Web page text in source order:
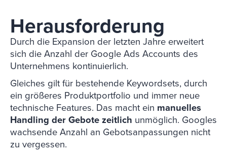
Herausforderung
Durch die Expansion der letzten Jahre erweitert
sich die Anzahl der Google Ads Accounts des
Unternehmens kontinuierlich.
Gleiches gilt für bestehende Keywordsets, durch
ein größeres Produktportfolio und immer neue
technische Features. Das macht ein manuelles
Handling der Gebote zeitlich unmöglich. Googles
wachsende Anzahl an Gebotsanpassungen nicht
zu vergessen.